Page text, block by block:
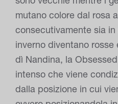
mutano colore dal rosa
consecutivamente sia
inverno diventano
dì Nandina, la
intenso che viene
dalla posizione in cui